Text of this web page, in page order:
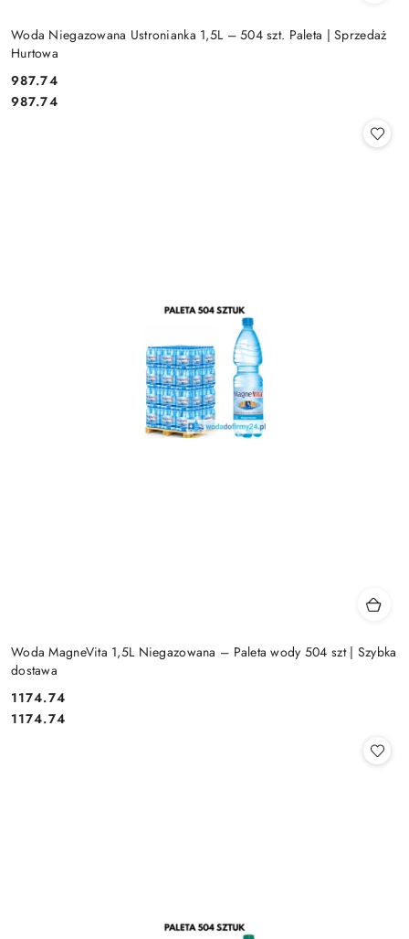
Woda Niegazowana Ustronianka 1,5L – 504 szt. Paleta | Sprzedaż
Hurtowa
Cena:
987.74
Cena:
987.74
Woda MagneVita 1,5L Niegazowana – Paleta wody 504 szt | Szybka
dostawa
Cena:
1174.74
Cena:
1174.74